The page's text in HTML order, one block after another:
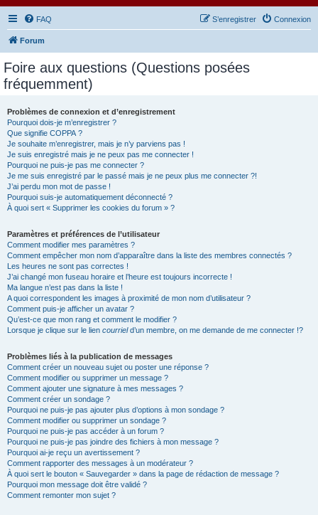
FAQ Connexion
S’enregistrer
Forum
Foire aux questions (Questions posées
fréquemment)
Problèmes de connexion et d’enregistrement
Pourquoi dois-je m’enregistrer ?
Que signifie COPPA ?
Je souhaite m’enregistrer, mais je n’y parviens pas !
Je suis enregistré mais je ne peux pas me connecter !
Pourquoi ne puis-je pas me connecter ?
Je me suis enregistré par le passé mais je ne peux plus me connecter ?!
J’ai perdu mon mot de passe !
Pourquoi suis-je automatiquement déconnecté ?
À quoi sert « Supprimer les cookies du forum » ?
Paramètres et préférences de l’utilisateur
Comment modifier mes paramètres ?
Comment empêcher mon nom d’apparaître dans la liste des membres connectés ?
Les heures ne sont pas correctes !
J’ai changé mon fuseau horaire et l’heure est toujours incorrecte !
Ma langue n’est pas dans la liste !
A quoi correspondent les images à proximité de mon nom d’utilisateur ?
Comment puis-je afficher un avatar ?
Qu’est-ce que mon rang et comment le modifier ?
Lorsque je clique sur le lien courrield’un membre, on me demande de me connecter !?
Problèmes liés à la publication de messages
Comment créer un nouveau sujet ou poster une réponse ?
Comment modifier ou supprimer un message ?
Comment ajouter une signature à mes messages ?
Comment créer un sondage ?
Pourquoi ne puis-je pas ajouter plus d’options à mon sondage ?
Comment modifier ou supprimer un sondage ?
Pourquoi ne puis-je pas accéder à un forum ?
Pourquoi ne puis-je pas joindre des fichiers à mon message ?
Pourquoi ai-je reçu un avertissement ?
Comment rapporter des messages à un modérateur ?
À quoi sert le bouton « Sauvegarder » dans la page de rédaction de message ?
Pourquoi mon message doit être validé ?
Comment remonter mon sujet ?